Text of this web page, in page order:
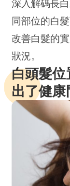
深入解碼長
同部位的白
改善白髮的
狀況。
白頭髮
出了健康